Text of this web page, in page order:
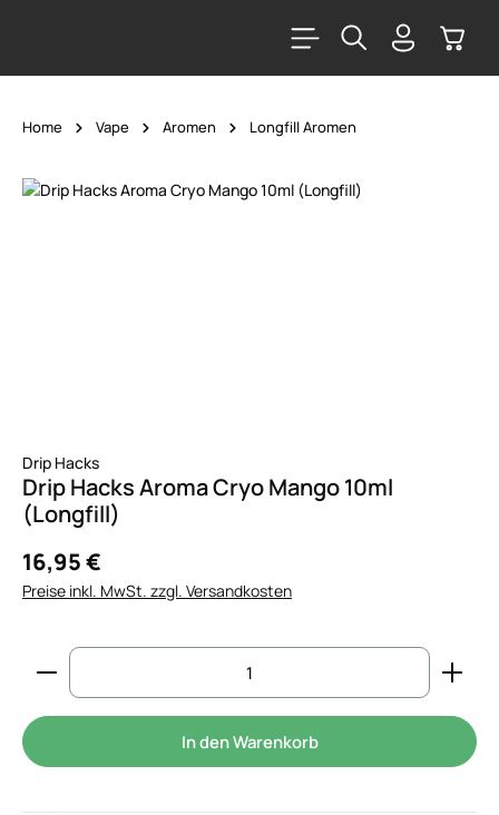
Home Vape Aromen Longfill Aromen
Bildergalerie überspringen
Drip Hacks
Drip Hacks Aroma Cryo Mango 10ml
(Longfill)
16,95 €
Preise inkl. MwSt. zzgl. Versandkosten
Produkt Anzahl: Gib den gewünschten Wert
In den Warenkorb